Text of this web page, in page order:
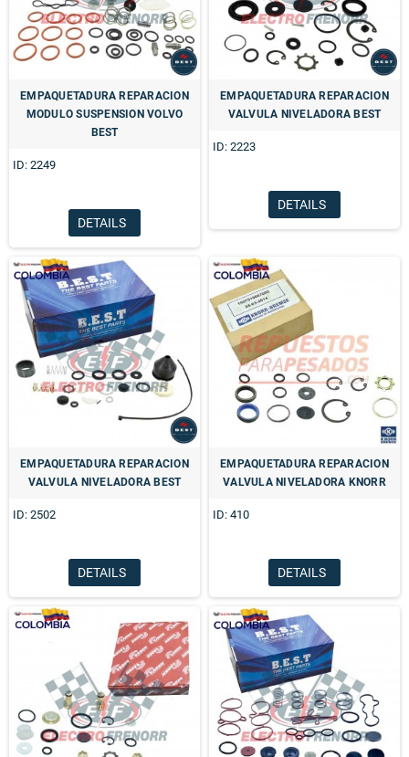
EMPAQUETADURA REPARACION
MODULO SUSPENSION VOLVO
BEST
ID: 2249
DETAILS
EMPAQUETADURA REPARACION
VALVULA NIVELADORA BEST
ID: 2223
DETAILS
EMPAQUETADURA REPARACION
VALVULA NIVELADORA BEST
ID: 2502
DETAILS
EMPAQUETADURA REPARACION
VALVULA NIVELADORA KNORR
ID: 410
DETAILS